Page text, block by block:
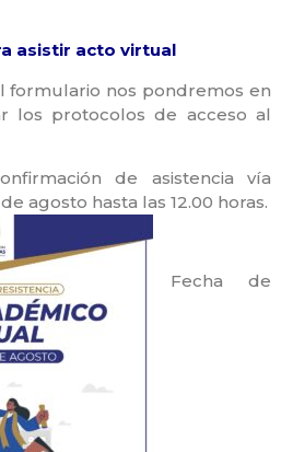
asistir acto virtual
formulario nos pondremos en
los protocolos de acceso al
de asistencia vía
agosto hasta las 12.00 horas.
Fecha de